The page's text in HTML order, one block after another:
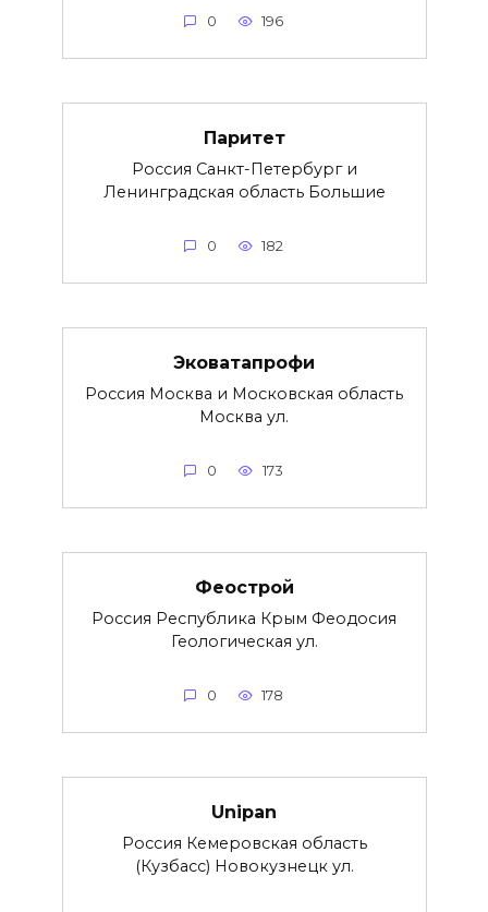
0 196
Паритет
Россия Санкт-Петербург и
Ленинградская область Большие
0 182
Эковатапрофи
Россия Москва и Московская область
Москва ул.
0 173
Феострой
Россия Республика Крым Феодосия
Геологическая ул.
0 178
Unipan
Россия Кемеровская область
(Кузбасс) Новокузнецк ул.